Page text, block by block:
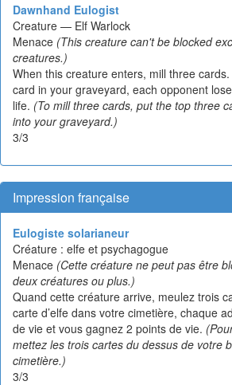
Dawnhand Eulogist
Creature — Elf Warlock
Menace (This creature can't be blocked
creatures.)
When this creature enters, mill three
card in your graveyard, each opponent
life. (To mill three cards, put the top three
into your graveyard.)
3/3
Impression française
Eulogiste solarianeur
Créature : elfe et psychagogue
Menace (Cette créature ne peut pas être
deux créatures ou plus.)
Quand cette créature arrive, meulez trois
carte d’elfe dans votre cimetière, chaque
de vie et vous gagnez 2 points de vie.
mettez les trois cartes du dessus de votre
cimetière.)
3/3